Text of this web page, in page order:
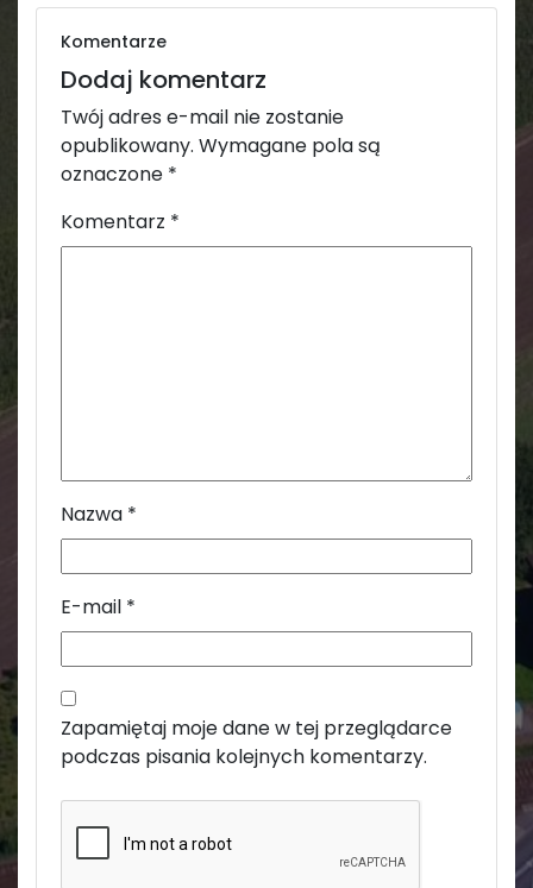
Komentarze
Dodaj komentarz
Twój adres e-mail nie zostanie
opublikowany. Wymagane pola są
oznaczone *
Komentarz *
Nazwa *
E-mail *
Zapamiętaj moje dane w tej przeglądarce
podczas pisania kolejnych komentarzy.